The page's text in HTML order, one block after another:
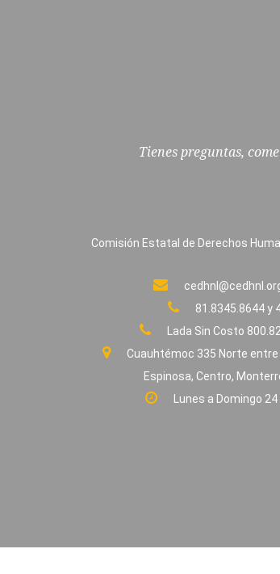
Tienes preguntas,
Comisión Estatal de Derechos
81.8345.8644 y
Lada Sin Costo
Cuauhtémoc 335 Norte entre
Espinosa, Centro,
Lunes a Domingo